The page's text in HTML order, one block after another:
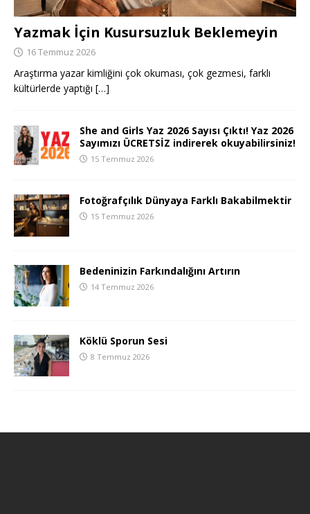
Yazmak İçin Kusursuzluk Beklemeyin
16 Temmuz 2026
Araştırma yazar kimliğini çok okuması, çok gezmesi, farklı
kültürlerde yaptığı […]
She and Girls Yaz 2026 Sayısı Çıktı! Yaz 2026
Sayımızı ÜCRETSİZ indirerek okuyabilirsiniz!
15 Temmuz 2026
Fotoğrafçılık Dünyaya Farklı Bakabilmektir
15 Temmuz 2026
Bedeninizin Farkındalığını Artırın
14 Temmuz 2026
Köklü Sporun Sesi
8 Temmuz 2026